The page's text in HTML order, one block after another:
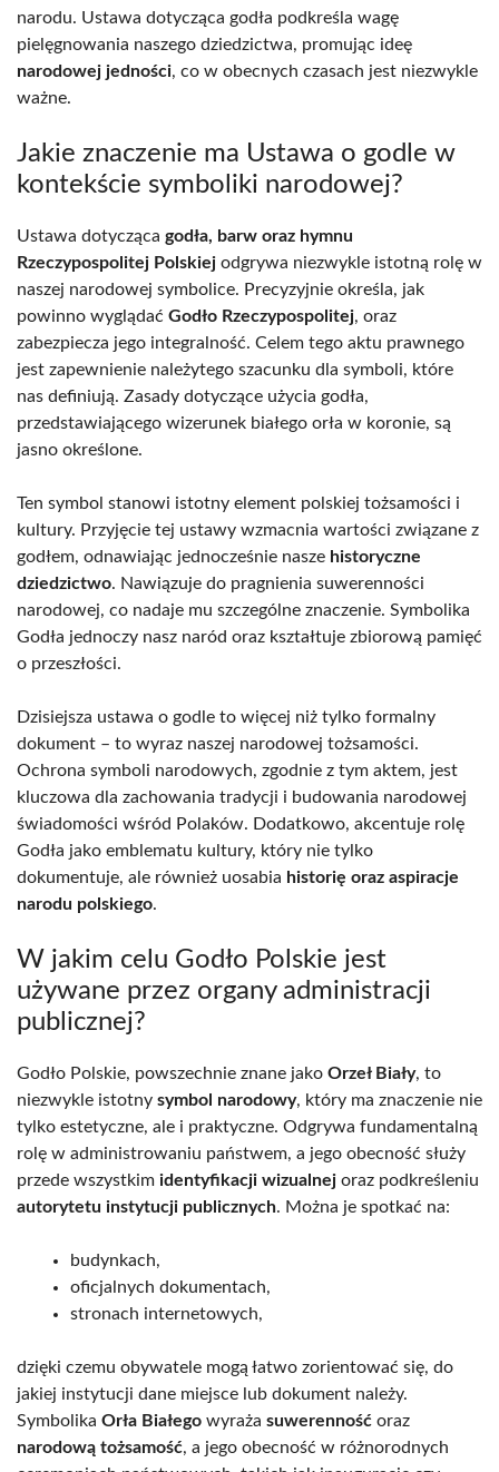
narodu. Ustawa dotycząca godła podkreśla wagę
pielęgnowania naszego dziedzictwa, promując ideę
narodowej jedności, co w obecnych czasach jest niezwykle
ważne.
Jakie znaczenie ma Ustawa o godle w
kontekście symboliki narodowej?
Ustawa dotycząca godła, barw oraz hymnu
Rzeczypospolitej Polskiej odgrywa niezwykle istotną rolę w
naszej narodowej symbolice. Precyzyjnie określa, jak
powinno wyglądać Godło Rzeczypospolitej, oraz
zabezpiecza jego integralność. Celem tego aktu prawnego
jest zapewnienie należytego szacunku dla symboli, które
nas definiują. Zasady dotyczące użycia godła,
przedstawiającego wizerunek białego orła w koronie, są
jasno określone.
Ten symbol stanowi istotny element polskiej tożsamości i
kultury. Przyjęcie tej ustawy wzmacnia wartości związane z
godłem, odnawiając jednocześnie nasze historyczne
dziedzictwo. Nawiązuje do pragnienia suwerenności
narodowej, co nadaje mu szczególne znaczenie. Symbolika
Godła jednoczy nasz naród oraz kształtuje zbiorową pamięć
o przeszłości.
Dzisiejsza ustawa o godle to więcej niż tylko formalny
dokument – to wyraz naszej narodowej tożsamości.
Ochrona symboli narodowych, zgodnie z tym aktem, jest
kluczowa dla zachowania tradycji i budowania narodowej
świadomości wśród Polaków. Dodatkowo, akcentuje rolę
Godła jako emblematu kultury, który nie tylko
dokumentuje, ale również uosabia historię oraz aspiracje
narodu polskiego.
W jakim celu Godło Polskie jest
używane przez organy administracji
publicznej?
Godło Polskie, powszechnie znane jako Orzeł Biały, to
niezwykle istotny symbol narodowy, który ma znaczenie nie
tylko estetyczne, ale i praktyczne. Odgrywa fundamentalną
rolę w administrowaniu państwem, a jego obecność służy
przede wszystkim identyfikacji wizualnej oraz podkreśleniu
autorytetu instytucji publicznych. Można je spotkać na:
budynkach,
oficjalnych dokumentach,
stronach internetowych,
dzięki czemu obywatele mogą łatwo zorientować się, do
jakiej instytucji dane miejsce lub dokument należy.
Symbolika Orła Białego wyraża suwerenność oraz
narodową tożsamość, a jego obecność w różnorodnych